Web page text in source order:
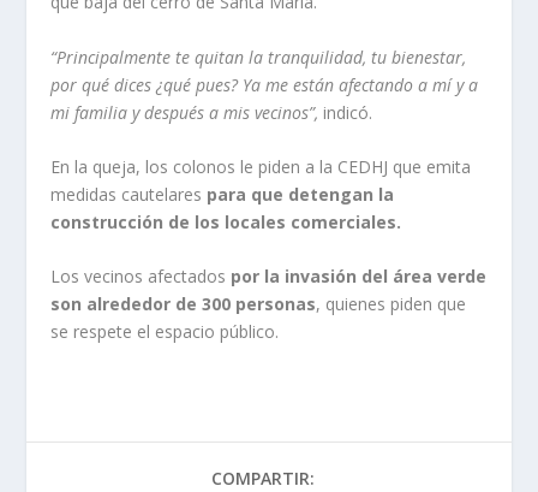
“Principalmente te quitan la tranquilidad, tu bienestar,
por qué dices ¿qué pues? Ya me están afectando a mí y a
mi familia y después a mis vecinos”, indicó.
En la queja, los colonos le piden a la CEDHJ que emita
medidas cautelares para que detengan la
construcción de los locales comerciales.
Los vecinos afectados por la invasión del área verde
son alrededor de 300 personas, quienes piden que
se respete el espacio público.
COMPARTIR: